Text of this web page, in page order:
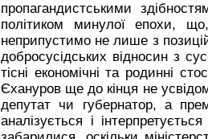
пропагандистськими
політиком минулої епохи,
неприпустимо не лише з
добросусідських відносин з
тісні економічні та родинні
Єхануров ще до кінця не
депутат чи губернатор, а
аналізується і